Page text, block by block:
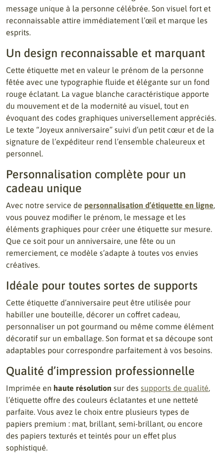
message unique à la personne célébrée. Son visuel fort et
reconnaissable attire immédiatement l’œil et marque les
esprits.
Un design reconnaissable et marquant
Cette étiquette met en valeur le prénom de la personne
fêtée avec une typographie fluide et élégante sur un fond
rouge éclatant. La vague blanche caractéristique apporte
du mouvement et de la modernité au visuel, tout en
évoquant des codes graphiques universellement appréciés.
Le texte “Joyeux anniversaire” suivi d’un petit cœur et de la
signature de l’expéditeur rend l’ensemble chaleureux et
personnel.
Personnalisation complète pour un
cadeau unique
Avec notre service de personnalisation d’étiquette en ligne,
vous pouvez modifier le prénom, le message et les
éléments graphiques pour créer une étiquette sur mesure.
Que ce soit pour un anniversaire, une fête ou un
remerciement, ce modèle s’adapte à toutes vos envies
créatives.
Idéale pour toutes sortes de supports
Cette étiquette d’anniversaire peut être utilisée pour
habiller une bouteille, décorer un coffret cadeau,
personnaliser un pot gourmand ou même comme élément
décoratif sur un emballage. Son format et sa découpe sont
adaptables pour correspondre parfaitement à vos besoins.
Qualité d’impression professionnelle
Imprimée en haute résolution sur des supports de qualité,
l’étiquette offre des couleurs éclatantes et une netteté
parfaite. Vous avez le choix entre plusieurs types de
papiers premium : mat, brillant, semi-brillant, ou encore
des papiers texturés et teintés pour un effet plus
sophistiqué.